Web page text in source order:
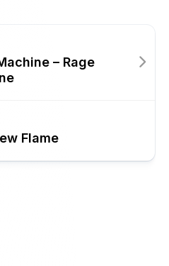
– Rage
Flame